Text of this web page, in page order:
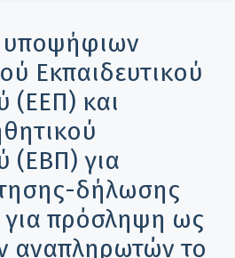
Εκπαιδευτικού
(ΕΕΠ) και
(ΕΒΠ) για
δήλωσης
για πρόσληψη ως
αναπληρωτών το